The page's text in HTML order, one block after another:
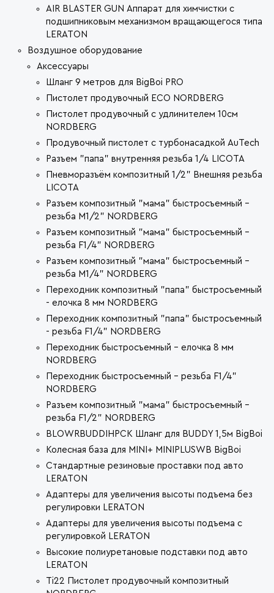
AIR BLASTER GUN Аппарат для химчистки с
подшипниковым механизмом вращающегося типа
LERATON
Воздушное оборудование
Аксессуары
Шланг 9 метров для BigBoi PRO
Пистолет продувочный ECO NORDBERG
Пистолет продувочный с удлинителем 10см
NORDBERG
Продувочный пистолет с турбонасадкой AuTech
Разъем "папа" внутренняя резьба 1/4 LICOTA
Пневморазъём композитный 1/2" Внешняя резьба
LICOTA
Разъем композитный "мама" быстросъемный -
резьба M1/2" NORDBERG
Разъем композитный "мама" быстросъемный -
резьба F1/4" NORDBERG
Разъем композитный "мама" быстросъемный -
резьба M1/4" NORDBERG
Переходник композитный "папа" быстросъемный
- елочка 8 мм NORDBERG
Переходник композитный "папа" быстросъемный
- резьба F1/4" NORDBERG
Переходник быстросъемный - елочка 8 мм
NORDBERG
Переходник быстросъемный - резьба F1/4"
NORDBERG
Разъем композитный "мама" быстросъемный -
резьба F1/2" NORDBERG
BLOWRBUDDIHPCK Шланг для BUDDY 1,5м BigBoi
Колесная база для MINI+ MINIPLUSWB BigBoi
Стандартные резиновые проставки под авто
LERATON
Адаптеры для увеличения высоты подъема без
регулировки LERATON
Адаптеры для увеличения высоты подъема с
регулировкой LERATON
Высокие полиуретановые подставки под авто
LERATON
Ti22 Пистолет продувочный композитный